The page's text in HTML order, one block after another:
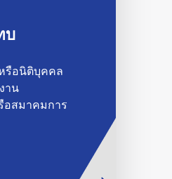
บ
รือนิติบุคคล
าน
อสมาคมการ